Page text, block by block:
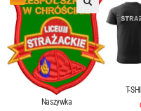
Naszywka
T-